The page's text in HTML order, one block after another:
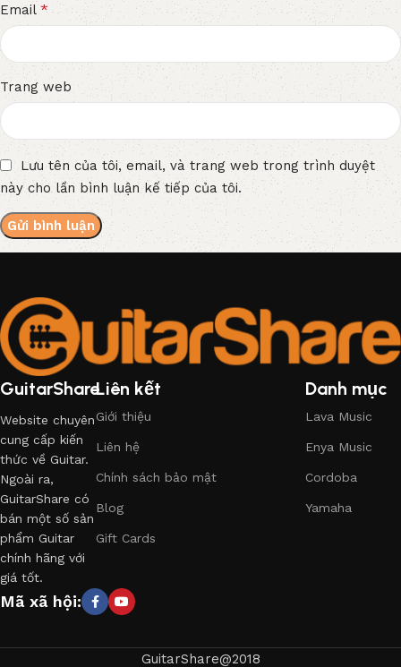
Email *
Trang web
Lưu tên của tôi, email, và trang web trong trình duyệt
này cho lần bình luận kế tiếp của tôi.
GuitarShare
Website chuyên
cung cấp kiến
thức về Guitar.
Ngoài ra,
GuitarShare có
bán một số sản
phẩm Guitar
chính hãng với
giá tốt.
Liên kết
Giới thiệu
Liên hệ
Chính sách bảo mật
Blog
Gift Cards
Danh mục
Lava Music
Enya Music
Cordoba
Yamaha
Mã xã hội:
GuitarShare@2018